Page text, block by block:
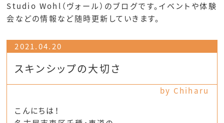
Studio Wohl（ヴォール）のブログです。イベントや体験
会などの情報など随時更新していきます。
2021.04.20
スキンシップの大切さ
by Chiharu
こんにちは！